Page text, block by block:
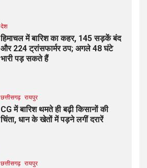
देश
हिमाचल में बारिश का कहर, 145 सड़कें बंद
और 224 ट्रांसफार्मर ठप; अगले 48 घंटे
भारी पड़ सकते हैं
छत्तीसगढ़ रायपुर
CG में बारिश थमते ही बढ़ी किसानों की
चिंता, धान के खेतों में पड़ने लगीं दरारें
छत्तीसगढ़ रायपुर